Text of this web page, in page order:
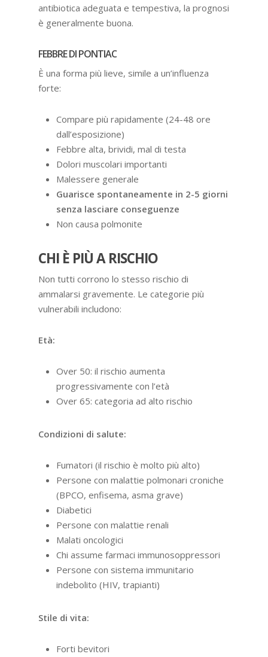
antibiotica adeguata e tempestiva, la prognosi
è generalmente buona.
FEBBRE DI PONTIAC
È una forma più lieve, simile a un’influenza
forte:
Compare più rapidamente (24-48 ore
dall’esposizione)
Febbre alta, brividi, mal di testa
Dolori muscolari importanti
Malessere generale
Guarisce spontaneamente in 2-5 giorni
senza lasciare conseguenze
Non causa polmonite
CHI È PIÙ A RISCHIO
Non tutti corrono lo stesso rischio di
ammalarsi gravemente. Le categorie più
vulnerabili includono:
Età:
Over 50: il rischio aumenta
progressivamente con l’età
Over 65: categoria ad alto rischio
Condizioni di salute:
Fumatori (il rischio è molto più alto)
Persone con malattie polmonari croniche
(BPCO, enfisema, asma grave)
Diabetici
Persone con malattie renali
Malati oncologici
Chi assume farmaci immunosoppressori
Persone con sistema immunitario
indebolito (HIV, trapianti)
Stile di vita:
Forti bevitori